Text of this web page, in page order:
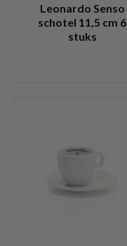
Leonardo Senso
schotel 11,5 cm 6
stuks